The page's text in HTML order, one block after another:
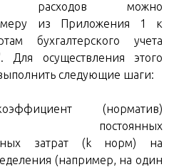
расходов можно
из Приложения 1 к
бухгалтерского учета
Для осуществления этого
следующие шаги:
(норматив)
постоянных
затрат (k норм) на
(например, на один